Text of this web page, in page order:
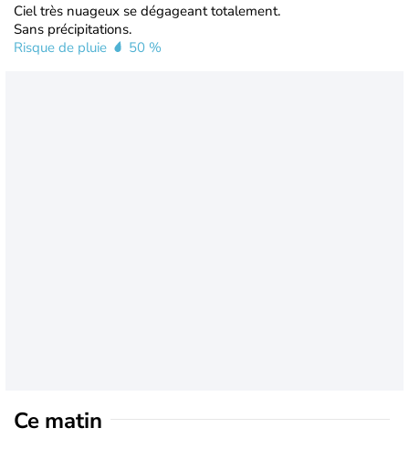
Ciel très nuageux se dégageant totalement.
Sans précipitations.
Risque de pluie
50 %
Ce matin